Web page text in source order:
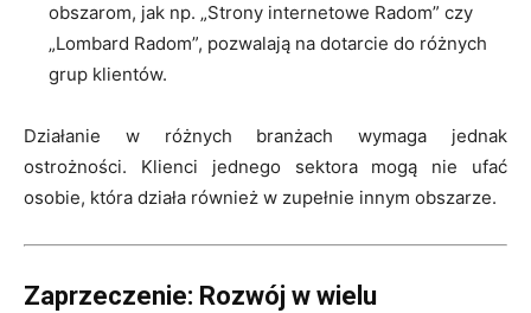
obszarom, jak np. „Strony internetowe Radom” czy
„Lombard Radom”, pozwalają na dotarcie do różnych
grup klientów.
Działanie w różnych branżach wymaga jednak
ostrożności. Klienci jednego sektora mogą nie ufać
osobie, która działa również w zupełnie innym obszarze.
Zaprzeczenie: Rozwój w wielu